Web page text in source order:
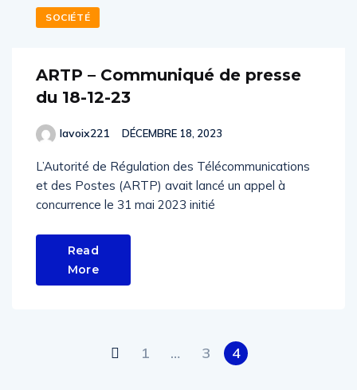
SOCIÉTÉ
ARTP – Communiqué de presse
du 18-12-23
lavoix221 DÉCEMBRE 18, 2023
L’Autorité de Régulation des Télécommunications
et des Postes (ARTP) avait lancé un appel à
concurrence le 31 mai 2023 initié
Read
More
1 … 3 4